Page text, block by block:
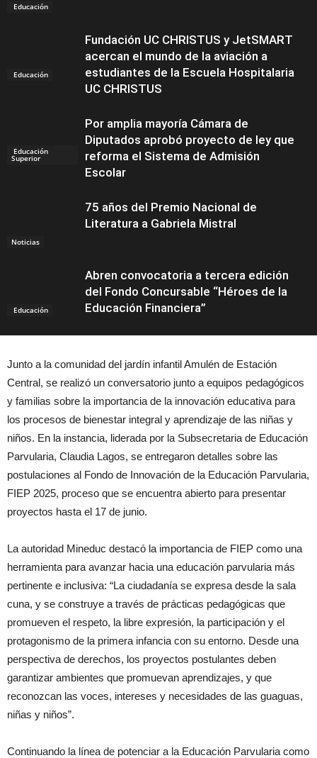
Educación
Educación
Fundación UC CHRISTUS y JetSMART
acercan el mundo de la aviación a
estudiantes de la Escuela Hospitalaria
UC CHRISTUS
Educación
Superior
Por amplia mayoría Cámara de
Diputados aprobó proyecto de ley que
reforma el Sistema de Admisión
Escolar
Noticias
75 años del Premio Nacional de
Literatura a Gabriela Mistral
Educación
Abren convocatoria a tercera edición
del Fondo Concursable “Héroes de la
Educación Financiera”
Junto a la comunidad del jardín infantil Amulén de Estación
Central, se realizó un conversatorio junto a equipos pedagógicos
y familias sobre la importancia de la innovación educativa para
los procesos de bienestar integral y aprendizaje de las niñas y
niños. En la instancia, liderada por la Subsecretaria de Educación
Parvularia, Claudia Lagos, se entregaron detalles sobre las
postulaciones al Fondo de Innovación de la Educación Parvularia,
FIEP 2025, proceso que se encuentra abierto para presentar
proyectos hasta el 17 de junio.
La autoridad Mineduc destacó la importancia de FIEP como una
herramienta para avanzar hacia una educación parvularia más
pertinente e inclusiva: “La ciudadanía se expresa desde la sala
cuna, y se construye a través de prácticas pedagógicas que
promueven el respeto, la libre expresión, la participación y el
protagonismo de la primera infancia con su entorno. Desde una
perspectiva de derechos, los proyectos postulantes deben
garantizar ambientes que promuevan aprendizajes, y que
reconozcan las voces, intereses y necesidades de las guaguas,
niñas y niños”.
Continuando la línea de potenciar a la Educación Parvularia como